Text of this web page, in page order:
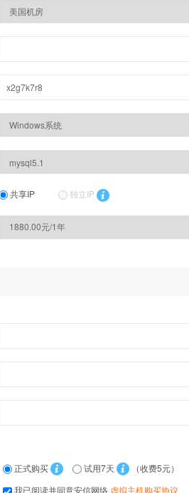
共享IP 独立IP
正式购买 试用7天
（收费5元）
我已阅读并同意安信网络 虚拟主机购买协议